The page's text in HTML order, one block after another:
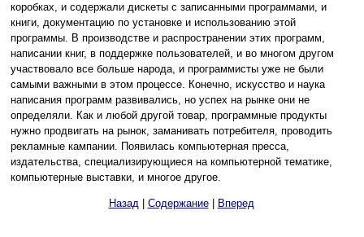
коробках, и содержали дискеты с записанными программами, и
книги, документацию по установке и использованию этой
программы. В производстве и распространении этих программ,
написании книг, в поддержке пользователей, и во многом другом
участвовало все больше народа, и программисты уже не были
самыми важными в этом процессе. Конечно, искусство и наука
написания программ развивались, но успех на рынке они не
определяли. Как и любой другой товар, программные продукты
нужно продвигать на рынок, заманивать потребителя, проводить
рекламные кампании. Появилась компьютерная пресса,
издательства, специализирующиеся на компьютерной тематике,
компьютерные выставки, и многое другое.
Назад| Содержание| Вперед